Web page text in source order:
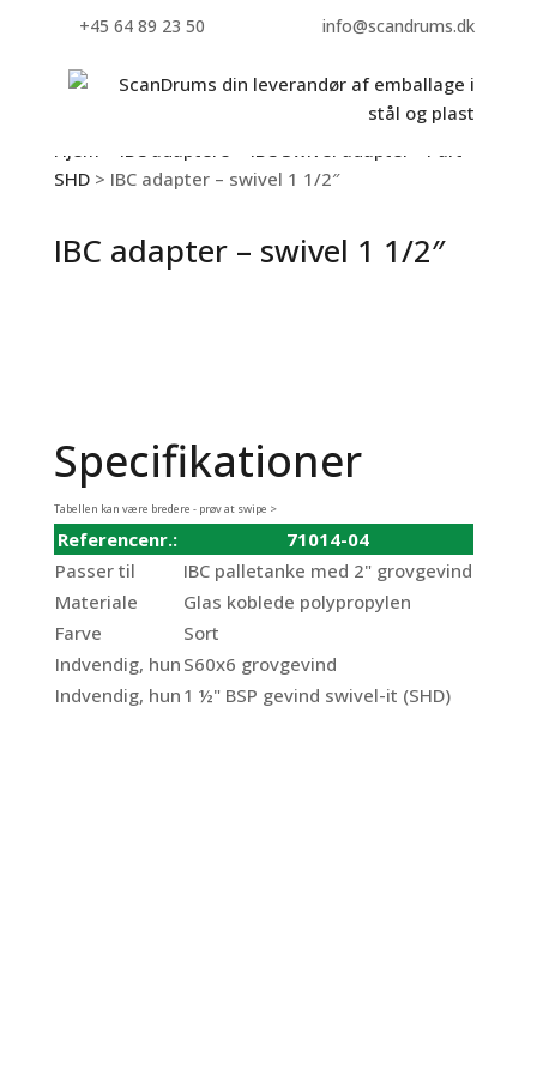
+45 64 89 23 50 info@scandrums.dk
Hjem IBC adaptere
IBC Swivel adapter - Part
SHD> IBC adapter – swivel 1 1/2″
IBC adapter – swivel 1 1/2″
Specifikationer
Tabellen kan være bredere - prøv at swipe >
Referencenr.:
71014-04
Passer til
IBC palletanke med 2" grovgevind
Materiale
Glas koblede polypropylen
Farve
Sort
Indvendig, hun S60x6 grovgevind
Indvendig, hun 1 ½" BSP gevind swivel-it (SHD)